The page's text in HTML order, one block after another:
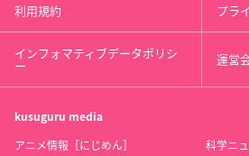
利用規約 プラ
インフォマティブデータポリシ
ー 運営
kusuguru media
アニメ情報［にじめん］ 科学ニ